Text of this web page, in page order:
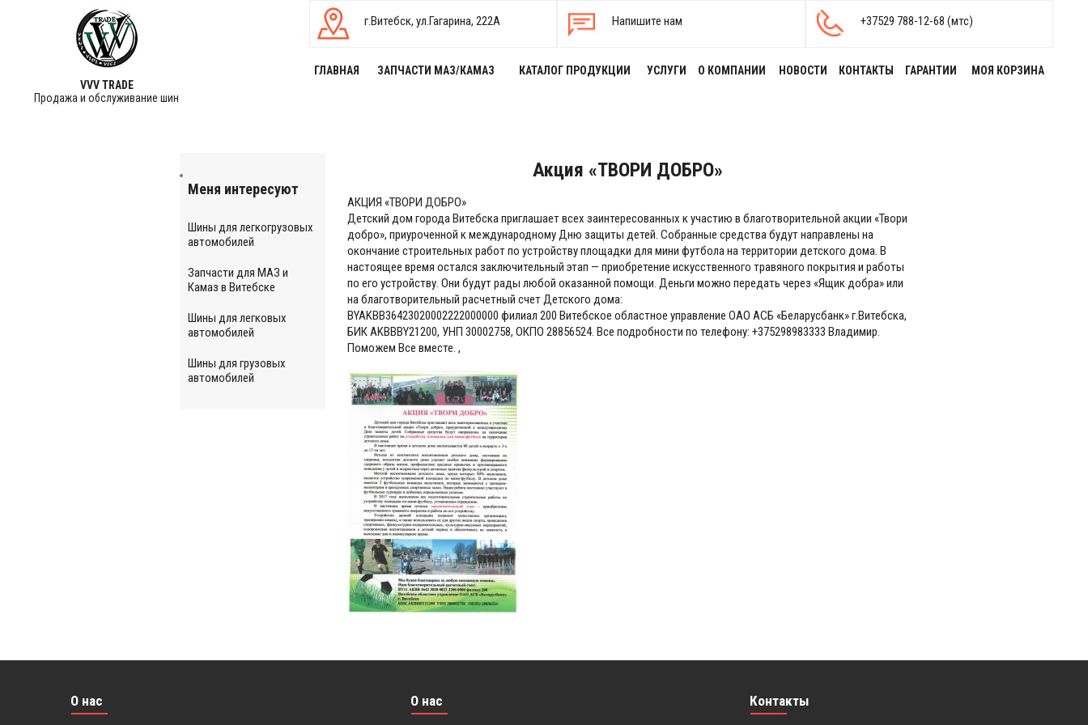
VVV TRADE
Продажа и обслуживание шин
г.Витебск, ул.Гагарина, 222А Напишите нам +37529 788-12-68 (мтс)
ГЛАВНАЯ ЗАПЧАСТИ МАЗ/КАМАЗ КАТАЛОГ ПРОДУКЦИИ УСЛУГИ О КОМПАНИИ НОВОСТИ КОНТАКТЫ ГАРАНТИИ МОЯ КОРЗИНА
Акция «ТВОРИ ДОБРО»
АКЦИЯ «ТВОРИ ДОБРО»
Детский дом города Витебска приглашает всех заинтересованных к участию в благотворительной акции «Твори
добро», приуроченной к международному Дню защиты детей. Собранные средства будут направлены на
окончание строительных работ по устройству площадки для мини футбола на территории детского дома. В
настоящее время остался заключительный этап — приобретение искусственного травяного покрытия и работы
по его устройству. Они будут рады любой оказанной помощи. Деньги можно передать через «Ящик добра» или
на благотворительный расчетный счет Детского дома:
BYAKBB36423020002222000000 филиал 200 Витебское областное управление ОАО АСБ «Беларусбанк» г.Витебска,
БИК AKBBBY21200, УНП 30002758, ОКПО 28856524. Все подробности по телефону: +375298983333 Владимир.
Поможем Все вместе. ,
Меня интересуют
Шины для легкогрузовых
автомобилей
Запчасти для МАЗ и
Камаз в Витебске
Шины для легковых
автомобилей
Шины для грузовых
автомобилей
О нас О нас Контакты